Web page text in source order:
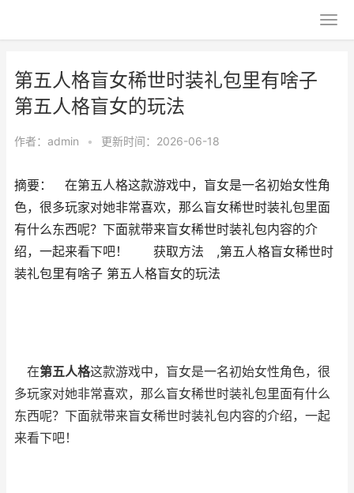
第五人格盲女稀世时装礼包里有啥子
第五人格盲女的玩法
作者： admin • 更新时间：2026-06-18
摘要： 在第五人格这款游戏中，盲女是一名初始女性角
色，很多玩家对她非常喜欢，那么盲女稀世时装礼包里面
有什么东西呢？下面就带来盲女稀世时装礼包内容的介
绍，一起来看下吧！ 获取方法 ,第五人格盲女稀世时
装礼包里有啥子 第五人格盲女的玩法
在第五人格这款游戏中，盲女是一名初始女性角色，很
多玩家对她非常喜欢，那么盲女稀世时装礼包里面有什么
东西呢？下面就带来盲女稀世时装礼包内容的介绍， 一起
来看下吧！